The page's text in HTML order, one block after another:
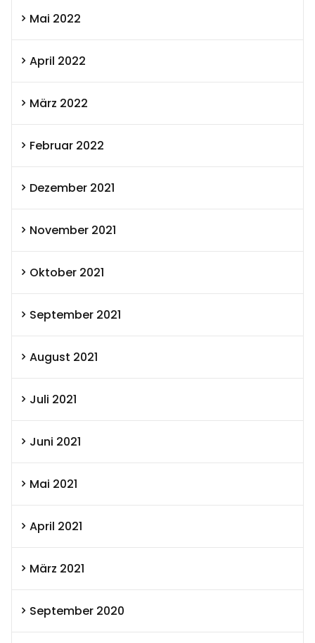
Mai 2022
April 2022
März 2022
Februar 2022
Dezember 2021
November 2021
Oktober 2021
September 2021
August 2021
Juli 2021
Juni 2021
Mai 2021
April 2021
März 2021
September 2020